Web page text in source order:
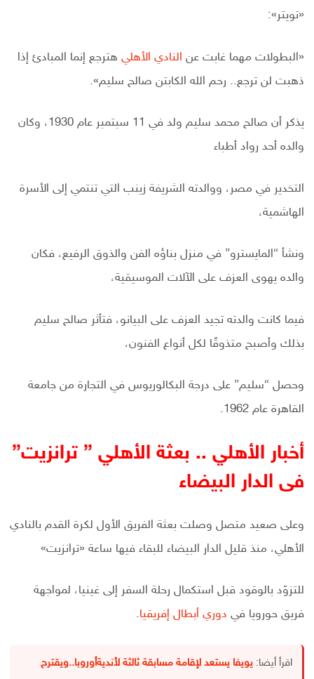
«تويتر»:
«البطولات مهما غابت عن النادي الأهلي هترجع إنما المبادئ إذا
ذهبت لن ترجع.. رحم الله الكابتن صالح سليم».
يذكر أن صالح محمد سليم ولد في 11 سبتمبر عام 1930، وكان
والده أحد رواد أطباء
التخدير في مصر، ووالدته الشريفة زينب التي تنتمي إلى الأسرة
الهاشمية،
ونشأ “المايسترو” في منزل بناؤه الفن والذوق الرفيع، فكان
والده يهوى العزف على الآلات الموسيقية،
فيما كانت والدته تجيد العزف على البيانو، فتأثر صالح سليم
بذلك وأصبح متذوقًا لكل أنواع الفنون،
وحصل “سليم” على درجة البكالوريوس في التجارة من جامعة
القاهرة عام 1962.
أخبار الأهلي .. بعثة الأهلي ” ترانزيت”
فى الدار البيضاء
وعلى صعيد متصل وصلت بعثة الفريق الأول لكرة القدم بالنادي
الأهلي، منذ قليل الدار البيضاء للبقاء فيها ساعة «ترانزيت»
للتزوّد بالوقود قبل استكمال رحلة السفر إلى غينيا، لمواجهة
فريق حورويا في دوري أبطال إفريقيا.
اقرأ أيضا: يويفا يستعد لإقامة مسابقة ثالثة لأنديةأوروبا..ويقترح